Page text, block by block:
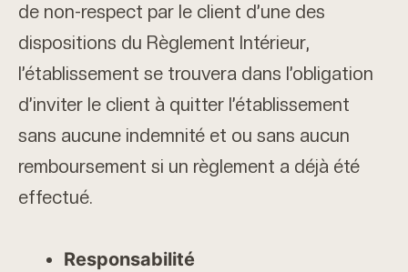
de non-respect par le client d’une des
dispositions du Règlement Intérieur,
l’établissement se trouvera dans l’obligation
d’inviter le client à quitter l’établissement
sans aucune indemnité et ou sans aucun
remboursement si un règlement a déjà été
effectué.
Responsabilité